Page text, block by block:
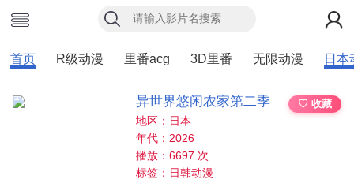
首页 R级动漫 里番acg 3D里番 无限动漫 日本
异世界悠闲农家第二季
♡ 收藏
地区：日本
年代：2026
播放：6697 次
标签：日韩动漫